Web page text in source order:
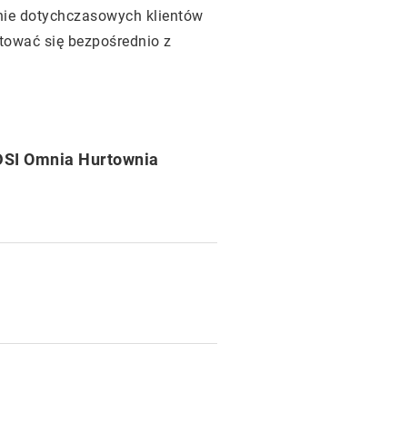
dotychczasowych klientów
się bezpośrednio z
Omnia Hurtownia